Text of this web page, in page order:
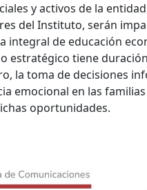
y activos de la
del Instituto, serán
de educación
estratégico tiene
la toma de decisiones
emocional en las
oportunidades.